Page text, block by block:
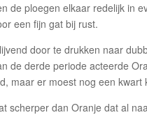
de ploegen elkaar redelijk in
een fijn gat bij rust.
door te drukken naar
de derde periode acteerde
maar er moest nog een kwart
scherper dan Oranje dat al